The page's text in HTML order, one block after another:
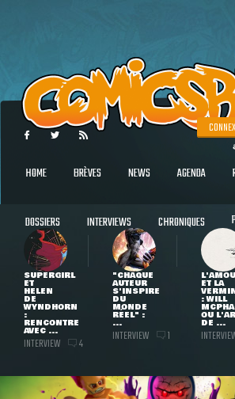
HOME BRÈVES NEWS AGENDA
DOSSIERS INTERVIEWS CHRONIQUES
SUPERGIRL
ET
HELEN
DE
WYNDHORN
:
RENCONTRE
AVEC ...
INTERVIEW 4
"CHAQUE
AUTEUR
S'INSPIRE
DU
MONDE
RÉEL" :
...
INTERVIEW 1
ET LA
: WILL
OU
DE ...